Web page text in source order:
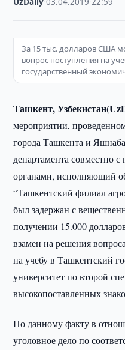
За 15 тыс. долларов США
вопрос поступления на
государственный
Ташкент,
мероприятии,
города Ташкента и
департамента совместно
органами, исполняющий
“Ташкентский филиал
был задержан с
получении 15.000
взамен на решения
на учебу в Ташкентский
университет по второй
высокопоставленных
По данному факту в
уголовное дело по